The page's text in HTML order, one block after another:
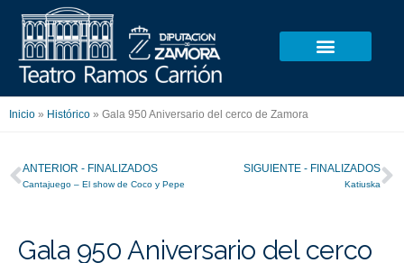
contenido
Inicio » Histórico » Gala 950 Aniversario del cerco de Zamora
Ant
ANTERIOR - FINALIZADOS
Cantajuego – El show de Coco y Pepe
SIGUIENTE - FINALIZADOS
Katiuska
Gala 950 Aniversario del cerco